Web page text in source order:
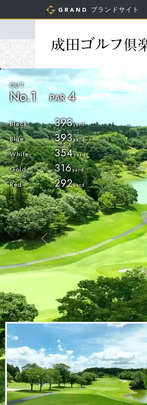
ブランドサイト
No.1PAR 4
Black 393
Blue 393
White 354
Gold 316
Red 292